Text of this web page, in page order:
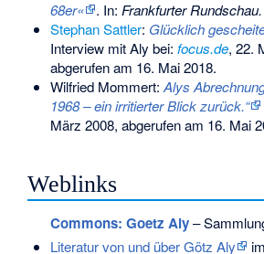
68er«
. In: Frankfurter Rundschau.
Stephan Sattler: Glücklich
Interview mit Aly bei: focus.de, 22.
abgerufen am 16. Mai 2018.
Wilfried Mommert: Alys
1968 – ein irritierter Blick zurück.“
März 2008, abgerufen am 16. Mai
Weblinks
Commons: Goetz Aly–
Literatur von und über Götz Aly